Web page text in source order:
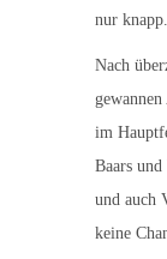
nur knapp.
Nach
im
Baars
und auch
keine